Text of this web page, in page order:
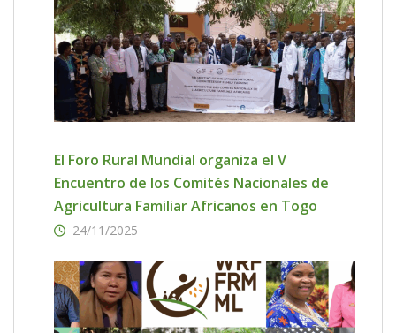
El Foro Rural Mundial organiza el V
Encuentro de los Comités Nacionales de
Agricultura Familiar Africanos en Togo
24/11/2025